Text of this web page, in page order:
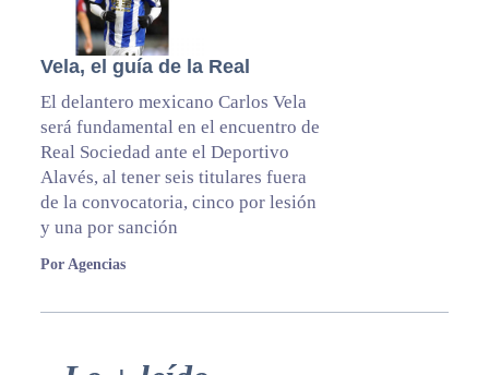
Vela, el guía de la Real
El delantero mexicano Carlos Vela
será fundamental en el encuentro de
Real Sociedad ante el Deportivo
Alavés, al tener seis titulares fuera
de la convocatoria, cinco por lesión
y una por sanción
Por Agencias
Primary